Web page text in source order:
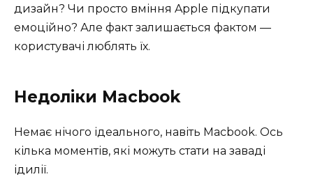
дизайн? Чи просто вміння Apple підкупати
емоційно? Але факт залишається фактом —
користувачі люблять їх.
Недоліки Macbook
Немає нічого ідеального, навіть Macbook. Ось
кілька моментів, які можуть стати на заваді
ідилії.